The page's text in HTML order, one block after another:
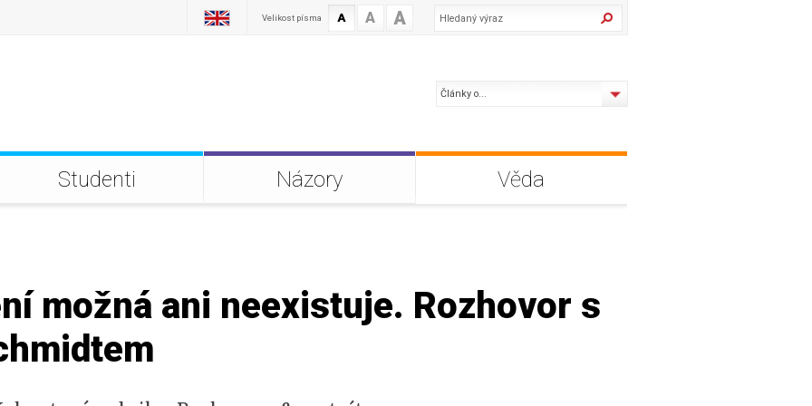
Články o...
Studenti Názory Věda
možná ani neexistuje. Rozhovor s
Velikost písma A A A